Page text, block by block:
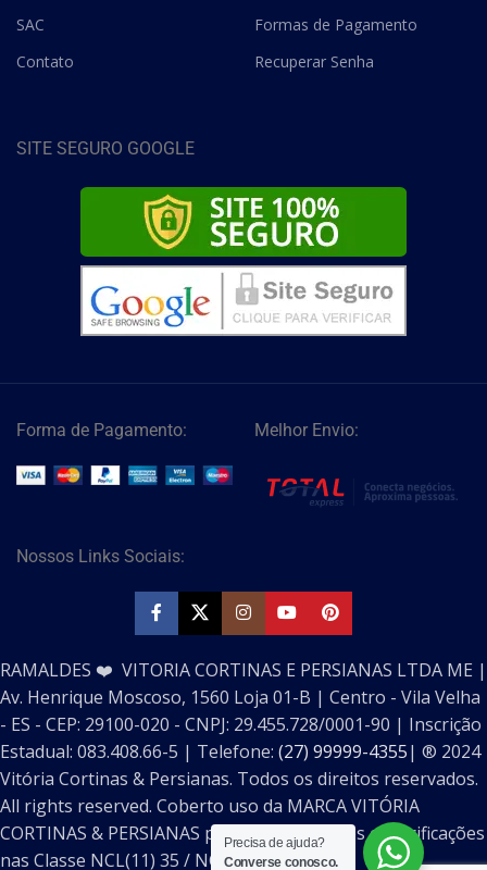
SAC
Contato
Formas de Pagamento
Recuperar Senha
SITE SEGURO GOOGLE
Forma de Pagamento: Melhor Envio:
Nossos Links Sociais:
RAMALDES ❤️ VITORIA CORTINAS E PERSIANAS LTDA ME |
Av. Henrique Moscoso, 1560 Loja 01-B | Centro - Vila Velha
- ES - CEP: 29100-020 - CNPJ: 29.455.728/0001-90 | Inscrição
Estadual: 083.408.66-5 | Telefone: (27) 99999-4355| ®️ 2024
Vitória Cortinas & Persianas. Todos os direitos reservados.
All rights reserved. Coberto uso da MARCA VITÓRIA
CORTINAS & PERSIANAS pelo INPI seguintes especificações
nas Classe NCL(11) 35 / NCL(11) 41.
Precisa de ajuda?
Converse conosco.